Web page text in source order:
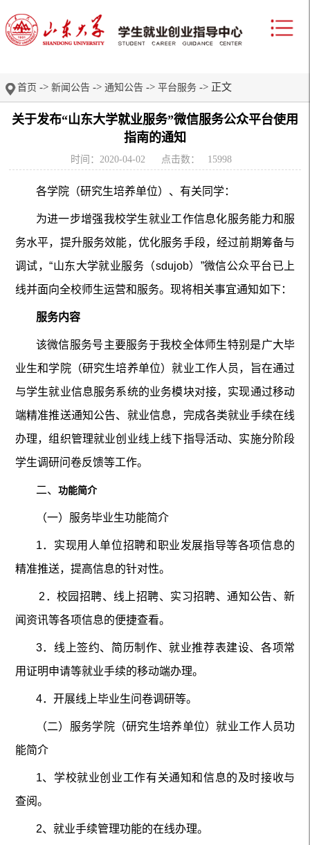
首页 -> 新闻公告 -> 通知公告 -> 平台服务 -> 正文
关于发布“山东大学就业服务”微信服务公众平台使用
指南的通知
时间：2020-04-02 点击数： 15998
各学院（研究生培养单位）、有关同学：
为进一步增强我校学生就业工作信息化服务能力和服
务水平，提升服务效能，优化服务手段，经过前期筹备与
调试，“山东大学就业服务（sdujob）”微信公众平台已上
线并面向全校师生运营和服务。现将相关事宜通知如下：
服务内容
该微信服务号主要服务于我校全体师生特别是广大毕
业生和学院（研究生培养单位） 就业工作人员，旨在通过
与学生就业信息服务系统的业务模块对接，实现通过移动
端精准推送通知公告、就业信息，完成各类就业手续在线
办理，组织管理就业创业线上线下指导活动、实施分阶段
学生调研问卷反馈等工作。
二、 功能简介
（一）服务毕业生功能简介
1．实现用人单位招聘和职业发展指导等各项信息的
精准推送，提高信息的针对性。
2．校园招聘、线上招聘、实习招聘、通知公告、新
闻资讯等各项信息的便捷查看。
3．线上签约、简历制作、就业推荐表建设、各项常
用证明申请等就业手续的移动端办理。
4．开展线上毕业生问卷调研等。
（二）服务学院（研究生培养单位） 就业工作人员功
能简介
1、学校就业创业工作有关通知和信息的及时接收与
查阅。
2、就业手续管理功能的在线办理。